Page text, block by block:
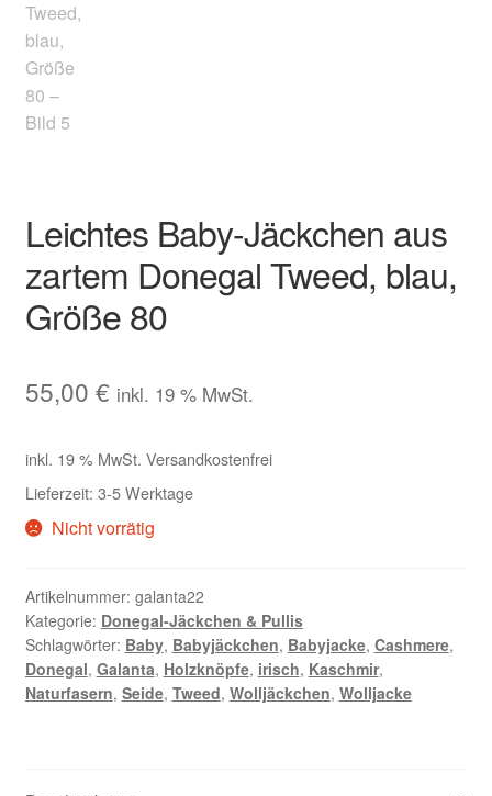
Leichtes Baby-Jäckchen aus
zartem Donegal Tweed, blau,
Größe 80
55,00 € inkl. 19 % MwSt.
inkl. 19 % MwSt. Versandkostenfrei
Lieferzeit: 3-5 Werktage
Nicht vorrätig
Artikelnummer: galanta22
Kategorie: Donegal-Jäckchen & Pullis
Schlagwörter: Baby, Babyjäckchen, Babyjacke, Cashmere,
Donegal, Galanta, Holzknöpfe, irisch, Kaschmir,
Naturfasern, Seide, Tweed, Wolljäckchen, Wolljacke